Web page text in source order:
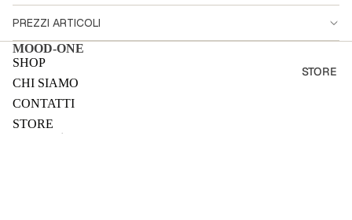
STORE
PREZZI ARTICOLI
MOOD-ONE
SHOP
CHI SIAMO
CONTATTI
STORE